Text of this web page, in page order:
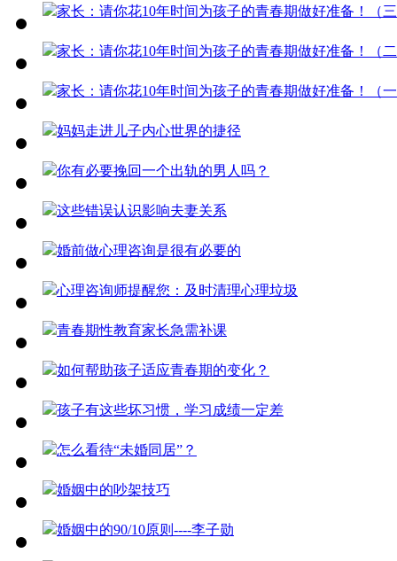
家长：请你花10年时间为孩子的青春期做好准备！（
家长：请你花10年时间为孩子的青春期做好准备！（
家长：请你花10年时间为孩子的青春期做好准备！（
妈妈走进儿子内心世界的捷径
你有必要挽回一个出轨的男人吗？
这些错误认识影响夫妻关系
婚前做心理咨询是很有必要的
心理咨询师提醒您：及时清理心理垃圾
青春期性教育家长急需补课
如何帮助孩子适应青春期的变化？
孩子有这些坏习惯，学习成绩一定差
怎么看待“未婚同居”？
婚姻中的吵架技巧
婚姻中的90/10原则----李子勋